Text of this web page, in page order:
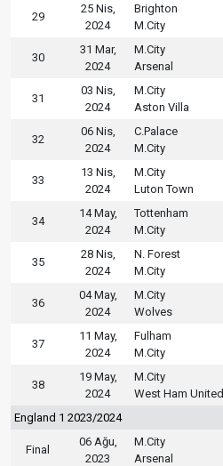
29
25 Nis,
2024
Brighton
M.City
30
31 Mar,
2024
M.City
Arsenal
31
03 Nis,
2024
M.City
Aston Villa
32
06 Nis,
2024
C.Palace
M.City
33
13 Nis,
2024
M.City
Luton Town
34
14 May,
2024
Tottenham
M.City
35
28 Nis,
2024
N. Forest
M.City
36
04 May,
2024
M.City
Wolves
37
11 May,
2024
Fulham
M.City
38
19 May,
2024
M.City
West Ham United
England 1 2023/2024
Final
06 Ağu,
2023
M.City
Arsenal